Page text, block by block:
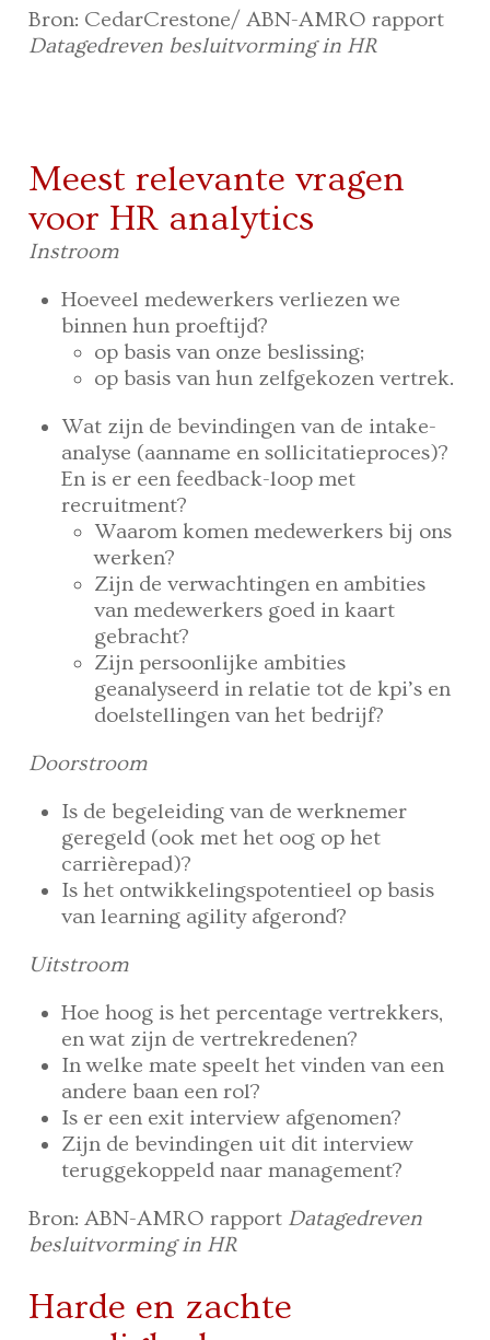
Bron: CedarCrestone/ ABN-AMRO rapport
Datagedreven besluitvorming in HR
Meest relevante vragen
voor HR analytics
Instroom
Hoeveel medewerkers verliezen we
binnen hun proeftijd?
op basis van onze beslissing;
op basis van hun zelfgekozen vertrek.
Wat zijn de bevindingen van de intake-
analyse (aanname en sollicitatieproces)?
En is er een feedback-loop met
recruitment?
Waarom komen medewerkers bij ons
werken?
Zijn de verwachtingen en ambities
van medewerkers goed in kaart
gebracht?
Zijn persoonlijke ambities
geanalyseerd in relatie tot de kpi’s en
doelstellingen van het bedrijf?
Doorstroom
Is de begeleiding van de werknemer
geregeld (ook met het oog op het
carrièrepad)?
Is het ontwikkelingspotentieel op basis
van learning agility afgerond?
Uitstroom
Hoe hoog is het percentage vertrekkers,
en wat zijn de vertrekredenen?
In welke mate speelt het vinden van een
andere baan een rol?
Is er een exit interview afgenomen?
Zijn de bevindingen uit dit interview
teruggekoppeld naar management?
Bron: ABN-AMRO rapport Datagedreven
besluitvorming in HR
Harde en zachte